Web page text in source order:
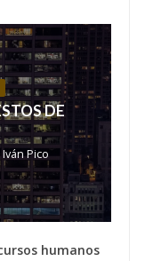
DE
Iván Pico
humanos